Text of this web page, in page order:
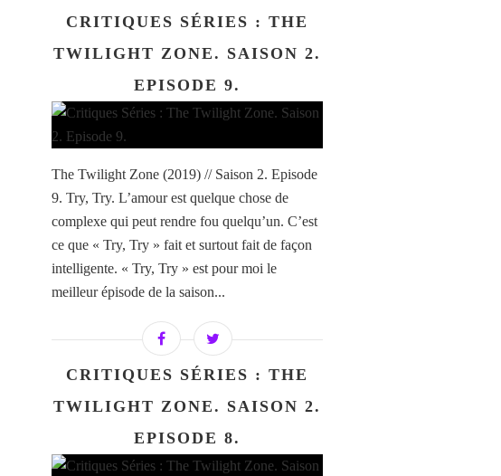
CRITIQUES SÉRIES : THE
TWILIGHT ZONE. SAISON 2.
EPISODE 9.
The Twilight Zone (2019) // Saison 2. Episode
9. Try, Try. L’amour est quelque chose de
complexe qui peut rendre fou quelqu’un. C’est
ce que « Try, Try » fait et surtout fait de façon
intelligente. « Try, Try » est pour moi le
meilleur épisode de la saison...
CRITIQUES SÉRIES : THE
TWILIGHT ZONE. SAISON 2.
EPISODE 8.